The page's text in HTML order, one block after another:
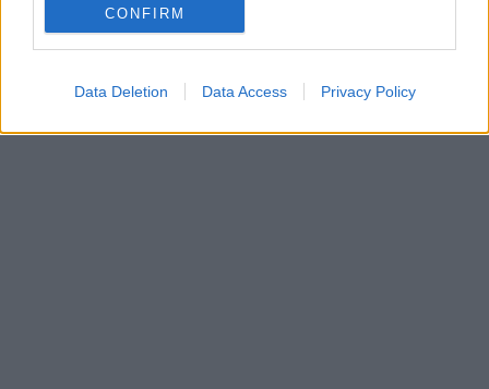
CONFIRM
Data Deletion Data Access Privacy Policy